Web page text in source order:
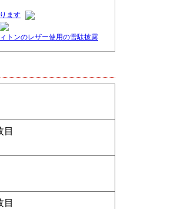
ます
トンのレザー使用の雪駄披露
相互RSS
目
目